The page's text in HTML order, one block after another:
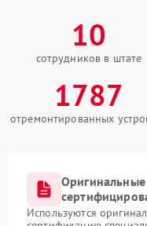
10
сотрудников в штате
1787
отремонтированных
Оригинальные
Используются